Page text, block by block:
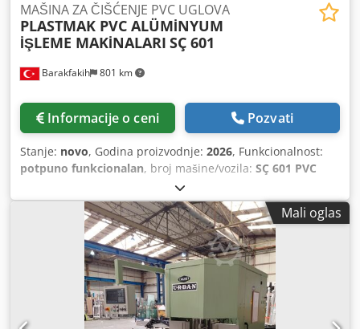
Barakfakih 801 km
MAŠINA ZA ČIŠĆENJE PVC UGLOVA
PLASTMAK PVC ALÜMİNYUM
İŞLEME MAKİNALARI SÇ 601
Informacije o ceni Pozvati
Stanje: novo, Godina proizvodnje: 2026, Funkcionalnost:
potpuno funkcionalan, broj mašine/vozila: SÇ 601 PVC
Köşe temizleme makinesi ( 3 Bıçak)
standardima. • Čišćenje uglova područja zavarivanje PVC
profila • Čišćenje gornjih i donjih površina uglova •
Mogućnost razdvajanja površinskog i ugaonog procesa
čišćenja akrilnih profila • Mogućnost potpuno automatskog
rada sa PLC-om • Mogućnost povezivanja 3 različita noža •
Funkcija razdvajanja profila krila automatskog slučaja •
Mogućnost automatskog odmora profila na miteru i
centriranje profila Djdpfjrbid Isx Ac Aeck
Mali oglas